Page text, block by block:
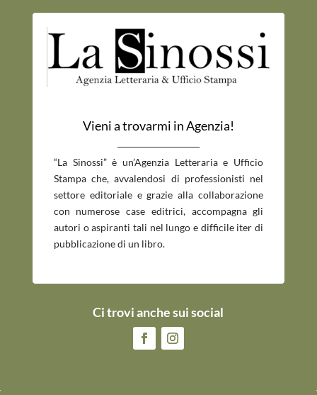
Vieni a trovarmi in Agenzia!
“La Sinossi” è un’Agenzia Letteraria e Ufficio
Stampa che, avvalendosi di professionisti nel
settore editoriale e grazie alla collaborazione
con numerose case editrici, accompagna gli
autori o aspiranti tali nel lungo e difficile iter di
pubblicazione di un libro.
Ci trovi anche sui social